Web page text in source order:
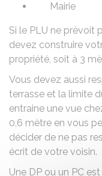
Mairie
Si le PLU ne prévoit
devez construire
propriété, soit à 3
Vous devez aussi
terrasse et la limite
entraine une vue
0,6 mètre en vous
décider de ne pas
écrit de votre voisin.
Une DP ou un PC